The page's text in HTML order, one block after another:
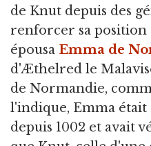
de Knut depuis des
renforcer sa
épousa Emma de
d'Æthelred le
de Normandie,
l'indique, Emma
depuis 1002 et avait